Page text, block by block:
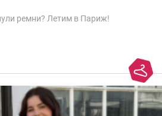
ремни? Летим в Париж!